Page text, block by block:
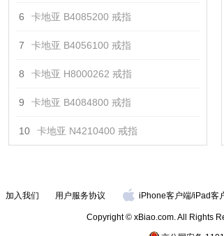
6 卡地亚 B4085200 戒指
7 卡地亚 B4056100 戒指
8 卡地亚 H8000262 戒指
9 卡地亚 B4084800 戒指
10 卡地亚 N4210400 戒指
加入我们 用户服务协议 iPhone客户端/iPad客
Copyright © xBiao.com. All Rights